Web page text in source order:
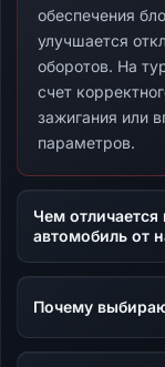
обеспечения
улучшается
оборотов. На
счет
зажигания или
параметров.
Чем
автомобиль от
Почему